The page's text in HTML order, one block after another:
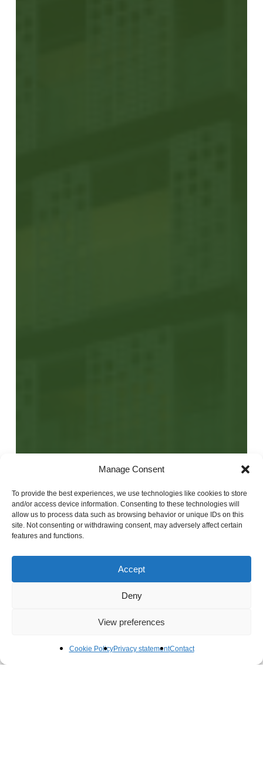
Manage Consent
To provide the best experiences, we use technologies like cookies to store
and/or access device information. Consenting to these technologies will
allow us to process data such as browsing behavior or unique IDs on this
site. Not consenting or withdrawing consent, may adversely affect certain
features and functions.
Accept
Deny
View preferences
Cookie PolicyPrivacy statementContact
Lloyd HotelAanscherping energie labels
kantoorpanden vanaf 2023
Lees meer